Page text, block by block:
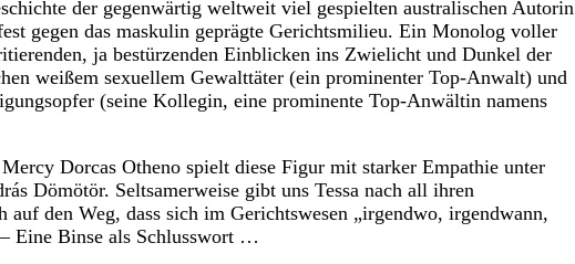
der gegenwärtig weltweit viel gespielten australischen Autorin
gegen das maskulin geprägte Gerichtsmilieu. Ein Monolog voller
ja bestürzenden Einblicken ins Zwielicht und Dunkel der
weißem sexuellem Gewalttäter (ein prominenter Top-Anwalt) und
(seine Kollegin, eine prominente Top-Anwältin namens
Dorcas Otheno spielt diese Figur mit starker Empathie unter
Dömötör. Seltsamerweise gibt uns Tessa nach all ihren
auf den Weg, dass sich im Gerichtswesen „irgendwo, irgendwann,
Eine Binse als Schlusswort …